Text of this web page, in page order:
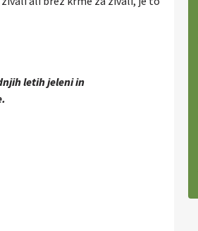
letih jeleni in